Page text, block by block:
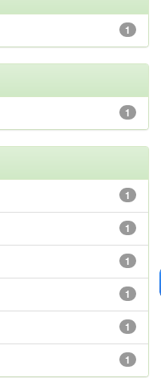
1
1
1
1
1
1
1
1